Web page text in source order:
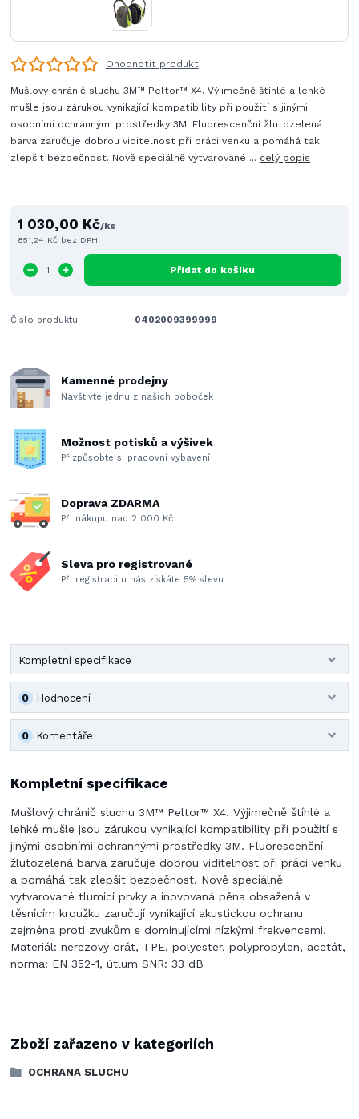
Ohodnotit produkt
Mušlový chránič sluchu 3M™ Peltor™ X4. Výjimečně štíhlé a lehké
mušle jsou zárukou vynikající kompatibility při použití s jinými
osobními ochrannými prostředky 3M. Fluorescenční žlutozelená
barva zaručuje dobrou viditelnost při práci venku a pomáhá tak
zlepšit bezpečnost. Nově speciálně vytvarované ... celý popis
1 030,00 Kč/ks
851,24 Kč bez DPH
Přidat do košíku
Číslo produktu: 0402009399999
Kamenné prodejny
Navštivte jednu z našich poboček
Možnost potisků a výšivek
Přizpůsobte si pracovní vybavení
Doprava ZDARMA
Při nákupu nad 2 000 Kč
Sleva pro registrované
Při registraci u nás získáte 5% slevu
Kompletní specifikace
Hodnocení
0
Komentáře
0
Kompletní specifikace
Mušlový chránič sluchu 3M™ Peltor™ X4. Výjimečně štíhlé a
lehké mušle jsou zárukou vynikající kompatibility při použití s
jinými osobními ochrannými prostředky 3M. Fluorescenční
žlutozelená barva zaručuje dobrou viditelnost při práci venku
a pomáhá tak zlepšit bezpečnost. Nově speciálně
vytvarované tlumící prvky a inovovaná pěna obsažená v
těsnícím kroužku zaručují vynikající akustickou ochranu
zejména proti zvukům s dominujícími nízkými frekvencemi.
Materiál: nerezový drát, TPE, polyester, polypropylen, acetát,
norma: EN 352-1, útlum SNR: 33 dB
Zboží zařazeno v kategoriích
OCHRANA SLUCHU